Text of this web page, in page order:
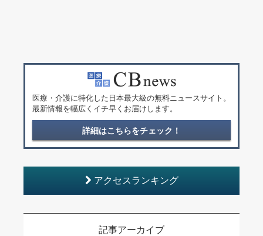
医療・介護に特化した日本最大級の無料ニュースサイト。
最新情報を幅広くイチ早くお届けします。
詳細はこちらをチェック！
アクセスランキング
記事アーカイブ